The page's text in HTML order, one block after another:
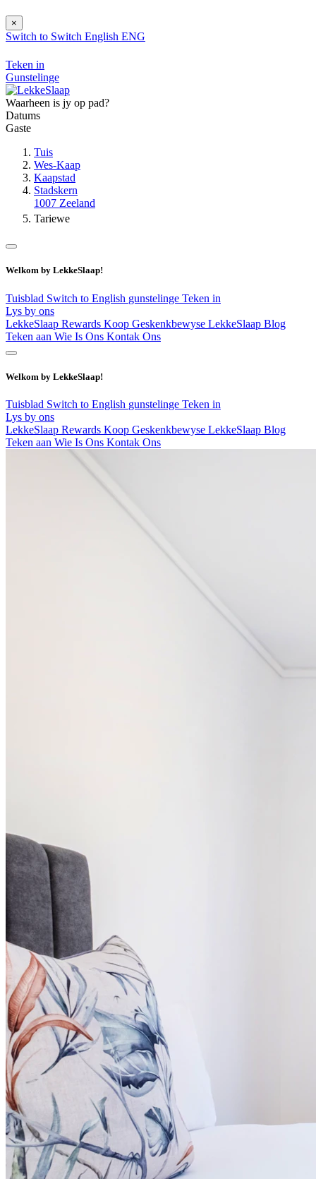
×
Switch to Switch English ENG
Teken in
Gunstelinge
Waarheen is jy op pad?
Datums
Gaste
Tuis
Wes-Kaap
Kaapstad
Stadskern
1007 Zeeland
Tariewe
Welkom by LekkeSlaap!
Tuisblad Switch to English gunstelinge Teken in
Lys by ons
LekkeSlaap Rewards Koop Geskenkbewyse LekkeSlaap Blog
Teken aan Wie Is Ons Kontak Ons
Welkom by LekkeSlaap!
Tuisblad Switch to English gunstelinge Teken in
Lys by ons
LekkeSlaap Rewards Koop Geskenkbewyse LekkeSlaap Blog
Teken aan Wie Is Ons Kontak Ons